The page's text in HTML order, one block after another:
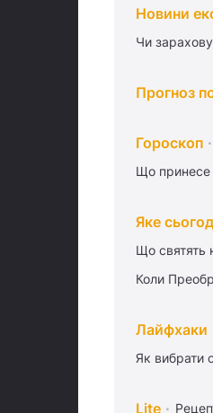
Новини
Чи
Прогноз
Гороскоп
Що принесе
Яке
Що святять
Коли
Лайфхаки
Як вибрати
Lite